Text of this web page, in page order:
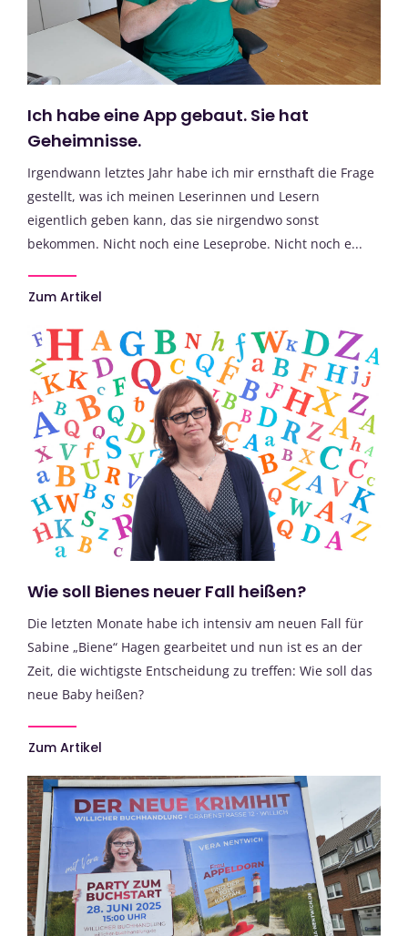
Ich habe eine App gebaut. Sie hat
Geheimnisse.
Irgendwann letztes Jahr habe ich mir ernsthaft die Frage
gestellt, was ich meinen Leserinnen und Lesern
eigentlich geben kann, das sie nirgendwo sonst
bekommen. Nicht noch eine Leseprobe. Nicht noch e...
Zum Artikel
Wie soll Bienes neuer Fall heißen?
Die letzten Monate habe ich intensiv am neuen Fall für
Sabine „Biene“ Hagen gearbeitet und nun ist es an der
Zeit, die wichtigste Entscheidung zu treffen: Wie soll das
neue Baby heißen?
Zum Artikel